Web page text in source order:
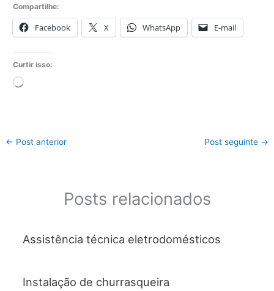
Compartilhe:
Facebook X WhatsApp E-mail
Curtir isso:
Carregando...
← Post anterior Post seguinte →
Posts relacionados
Assistência técnica eletrodomésticos
Instalação de churrasqueira